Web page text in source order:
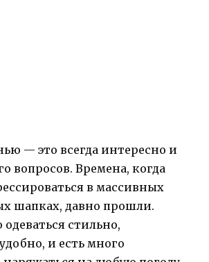
— это всегда интересно и
вопросов. Времена, когда
в массивных
шапках, давно прошли.
стильно,
и есть много